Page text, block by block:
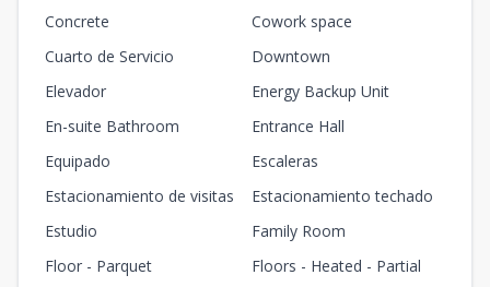
Concrete
Cowork space
Cuarto de Servicio
Downtown
Elevador
Energy Backup Unit
En-suite Bathroom
Entrance Hall
Equipado
Escaleras
Estacionamiento de visitas
Estacionamiento techado
Estudio
Family Room
Floor - Parquet
Floors - Heated - Partial